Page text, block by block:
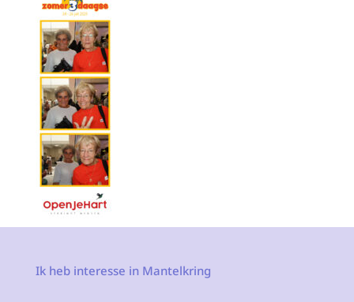
Ik heb interesse in Mantelkring